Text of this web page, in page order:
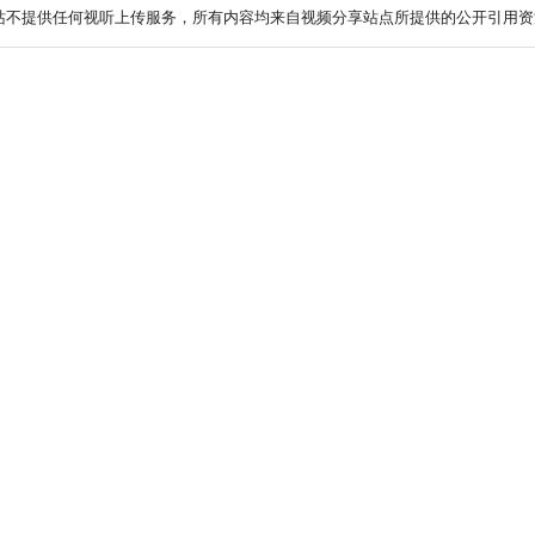
不提供任何视听上传服务，所有内容均来自视频分享站点所提供的公开引用资